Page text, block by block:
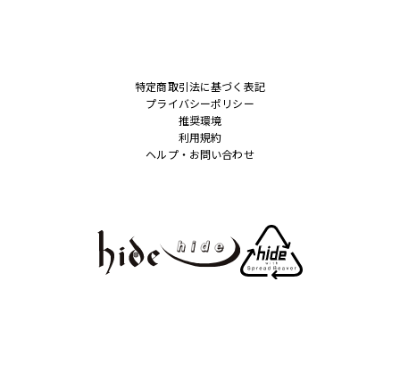
特定商取引法に基づく表記
プライバシーポリシー
推奨環境
利用規約
ヘルプ・お問い合わせ